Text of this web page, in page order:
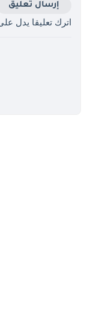
إرسال تعليق
اترك تعليقا يدل